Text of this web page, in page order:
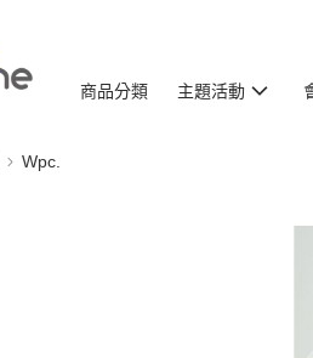
商品分類 主題活動
Wpc.